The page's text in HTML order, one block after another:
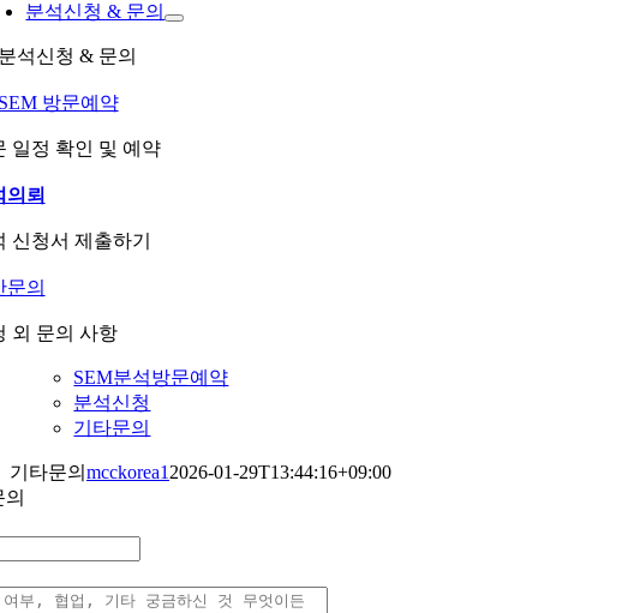
분석신청 & 문의
석신청 & 문의
방문예약
일정 확인 및 예약
의뢰
신청서 제출하기
문의
외 문의 사항
SEM분석방문예약
분석신청
기타문의
기타문의 mcckorea1 2026-01-29T13:44:16+09:00